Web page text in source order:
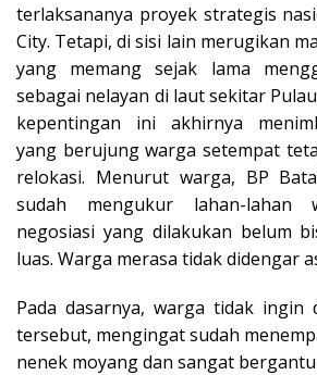
terlaksananya proyek strategis
City. Tetapi, di sisi lain merugikan
yang memang sejak lama
sebagai nelayan di laut sekitar
kepentingan ini akhirnya
yang berujung warga setempat
relokasi. Menurut warga, BP
sudah mengukur lahan-lahan
negosiasi yang dilakukan belum
luas. Warga merasa tidak didengar
Pada dasarnya, warga tidak ingin
tersebut, mengingat sudah
nenek moyang dan sangat